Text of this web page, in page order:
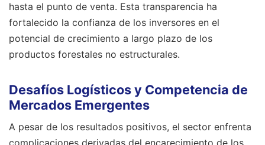
hasta el punto de venta. Esta transparencia ha
fortalecido la confianza de los inversores en el
potencial de crecimiento a largo plazo de los
productos forestales no estructurales.
Desafíos Logísticos y Competencia de
Mercados Emergentes
A pesar de los resultados positivos, el sector enfrenta
complicaciones derivadas del encarecimiento de los